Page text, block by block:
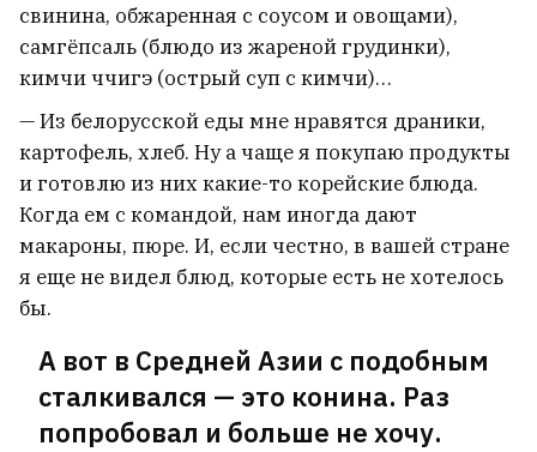
свинина, обжаренная с соусом и овощами),
самгёпсаль (блюдо из жареной грудинки),
кимчи ччигэ (острый суп с кимчи)…
— Из белорусской еды мне нравятся драники,
картофель, хлеб. Ну а чаще я покупаю продукты
и готовлю из них какие-то корейские блюда.
Когда ем с командой, нам иногда дают
макароны, пюре. И, если честно, в вашей стране
я еще не видел блюд, которые есть не хотелось
бы.
А вот в Средней Азии с подобным
сталкивался — это конина. Раз
попробовал и больше не хочу.